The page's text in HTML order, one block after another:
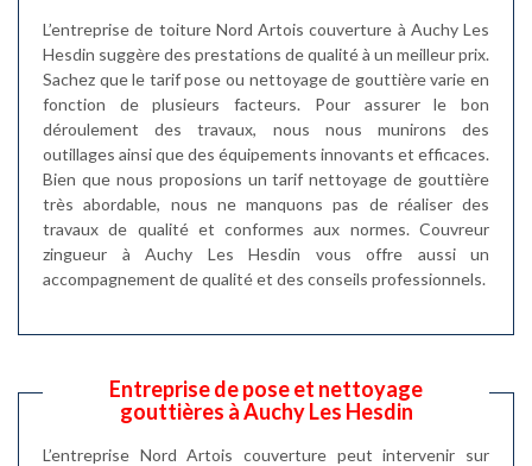
L’entreprise de toiture Nord Artois couverture à Auchy Les
Hesdin suggère des prestations de qualité à un meilleur prix.
Sachez que le tarif pose ou nettoyage de gouttière varie en
fonction de plusieurs facteurs. Pour assurer le bon
déroulement des travaux, nous nous munirons des
outillages ainsi que des équipements innovants et efficaces.
Bien que nous proposions un tarif nettoyage de gouttière
très abordable, nous ne manquons pas de réaliser des
travaux de qualité et conformes aux normes. Couvreur
zingueur à Auchy Les Hesdin vous offre aussi un
accompagnement de qualité et des conseils professionnels.
Entreprise de pose et nettoyage
gouttières à Auchy Les Hesdin
L’entreprise Nord Artois couverture peut intervenir sur